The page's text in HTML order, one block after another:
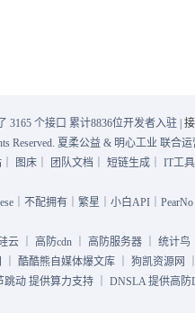
个接口 累计8836位开发者入驻 |
Reserved. 夏柔公益 & 明心工业 联合
图床 团队文档 短链生成 IT工
｜不配拥有｜繁星｜小白API｜
云 高防cdn 高防服务器 统计鸟
酷酷熊自媒体爆文库 狗凯资源网
动 提供算力支持 ｜ DNSLA 提供高